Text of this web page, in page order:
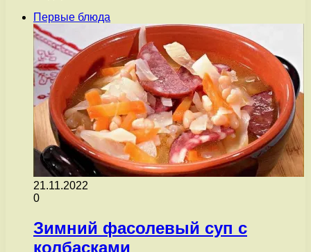
Первые блюда
21.11.2022
0
Зимний фасолевый суп с
колбасками